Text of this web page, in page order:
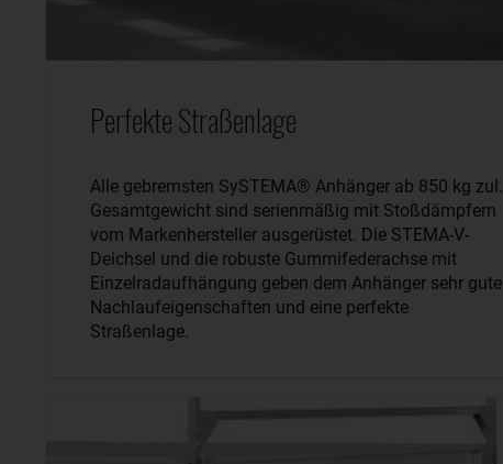
Perfekte Straßenlage
Alle gebremsten SySTEMA® Anhänger ab 850 kg zul.
Gesamtgewicht sind serienmäßig mit Stoßdämpfern
vom Markenhersteller ausgerüstet. Die STEMA-V-
Deichsel und die robuste Gummifederachse mit
Einzelradaufhängung geben dem Anhänger sehr gute
Nachlaufeigenschaften und eine perfekte
Straßenlage.